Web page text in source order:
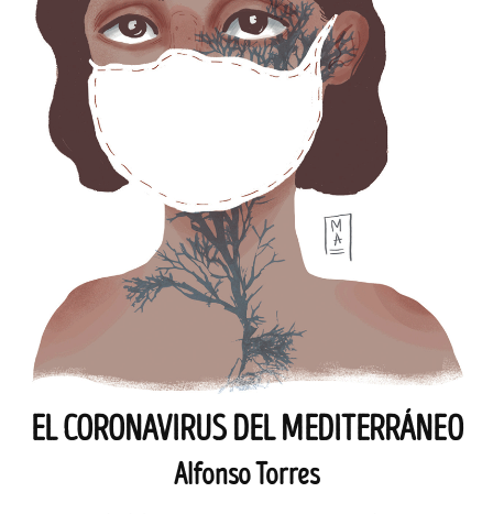
EL CORONAVIRUS DEL MEDITERRÁNEO
Alfonso Torres